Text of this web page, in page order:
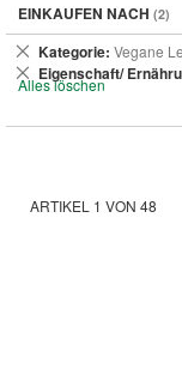
ARTIKEL 1 VON 48
EINKAUFEN NACH
Kategorie Vegane
Dies
entfernen
Eigenschaft/
Dies
entfernen
Alles löschen